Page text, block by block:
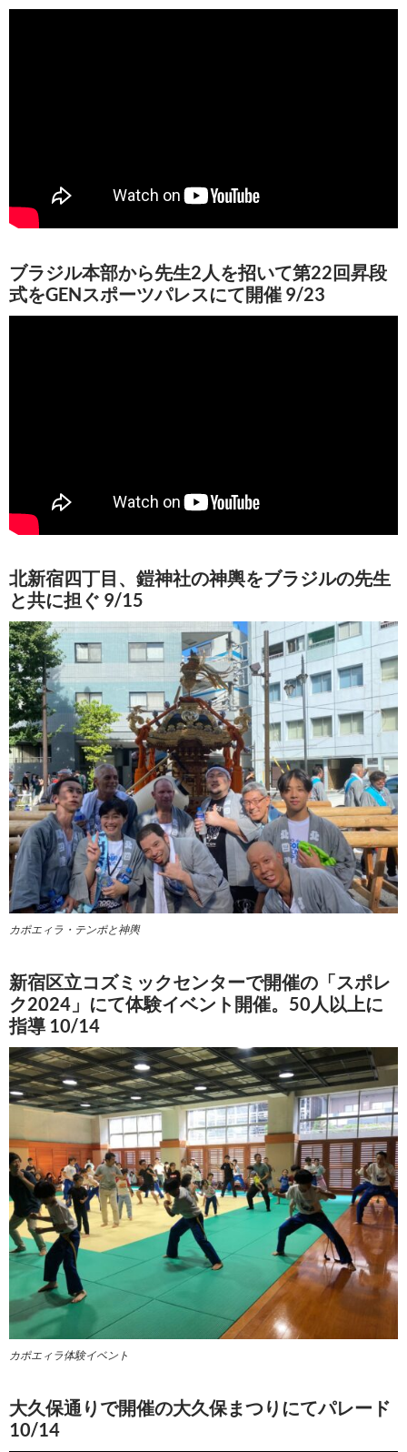
ブラジル本部から先生2人を招いて第22回昇段
式をGENスポーツパレスにて開催 9/23
北新宿四丁目、鎧神社の神輿をブラジルの先生
と共に担ぐ 9/15
カポエィラ・テンポと神輿
新宿区立コズミックセンターで開催の「スポレ
ク2024」にて体験イベント開催。50人以上に
指導 10/14
カポエィラ体験イベント
大久保通りで開催の大久保まつりにてパレード
10/14